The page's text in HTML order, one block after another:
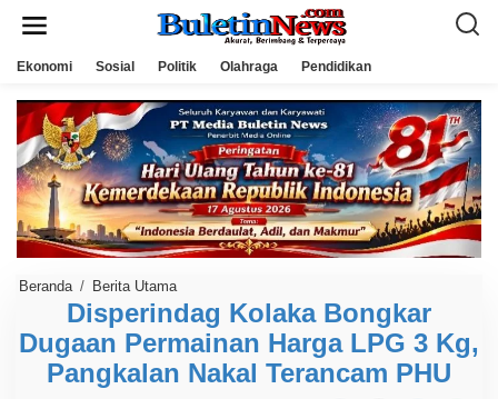
Ekonomi Sosial Politik Olahraga Pendidikan
Beranda / Berita Utama
s
p
e
r
i
Disperindag Kolaka Bongkar
Dugaan Permainan Harga LPG 3 Kg,
Pangkalan Nakal Terancam PHU